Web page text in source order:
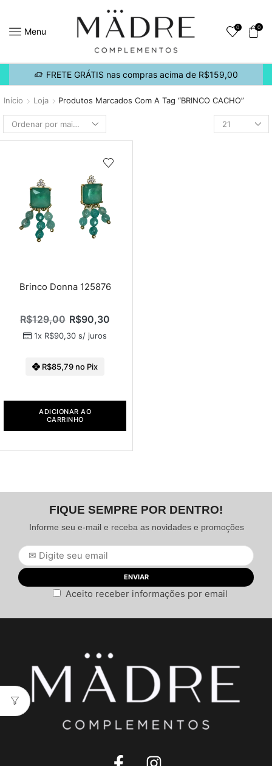
Menu 0 0
FRETE GRÁTIS nas compras acima de R$159,00
Início Loja Produtos Marcados Com A Tag “BRINCO CACHO”
Brinco Donna 125876
R$129,00 R$90,30
1x R$90,30 s/ juros
R$85,79 no Pix
ADICIONAR AO
CARRINHO
FIQUE SEMPRE POR DENTRO!
Informe seu e-mail e receba as novidades e promoções
Aceito receber informações por email